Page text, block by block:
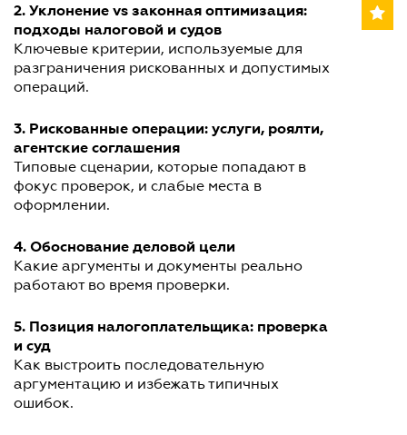
2. Уклонение vs законная оптимизация:
подходы налоговой и судов
Ключевые критерии, используемые для
разграничения рискованных и допустимых
операций.
3. Рискованные операции: услуги, роялти,
агентские соглашения
Типовые сценарии, которые попадают в
фокус проверок, и слабые места в
оформлении.
4. Обоснование деловой цели
Какие аргументы и документы реально
работают во время проверки.
5. Позиция налогоплательщика: проверка
и суд
Как выстроить последовательную
аргументацию и избежать типичных
ошибок.